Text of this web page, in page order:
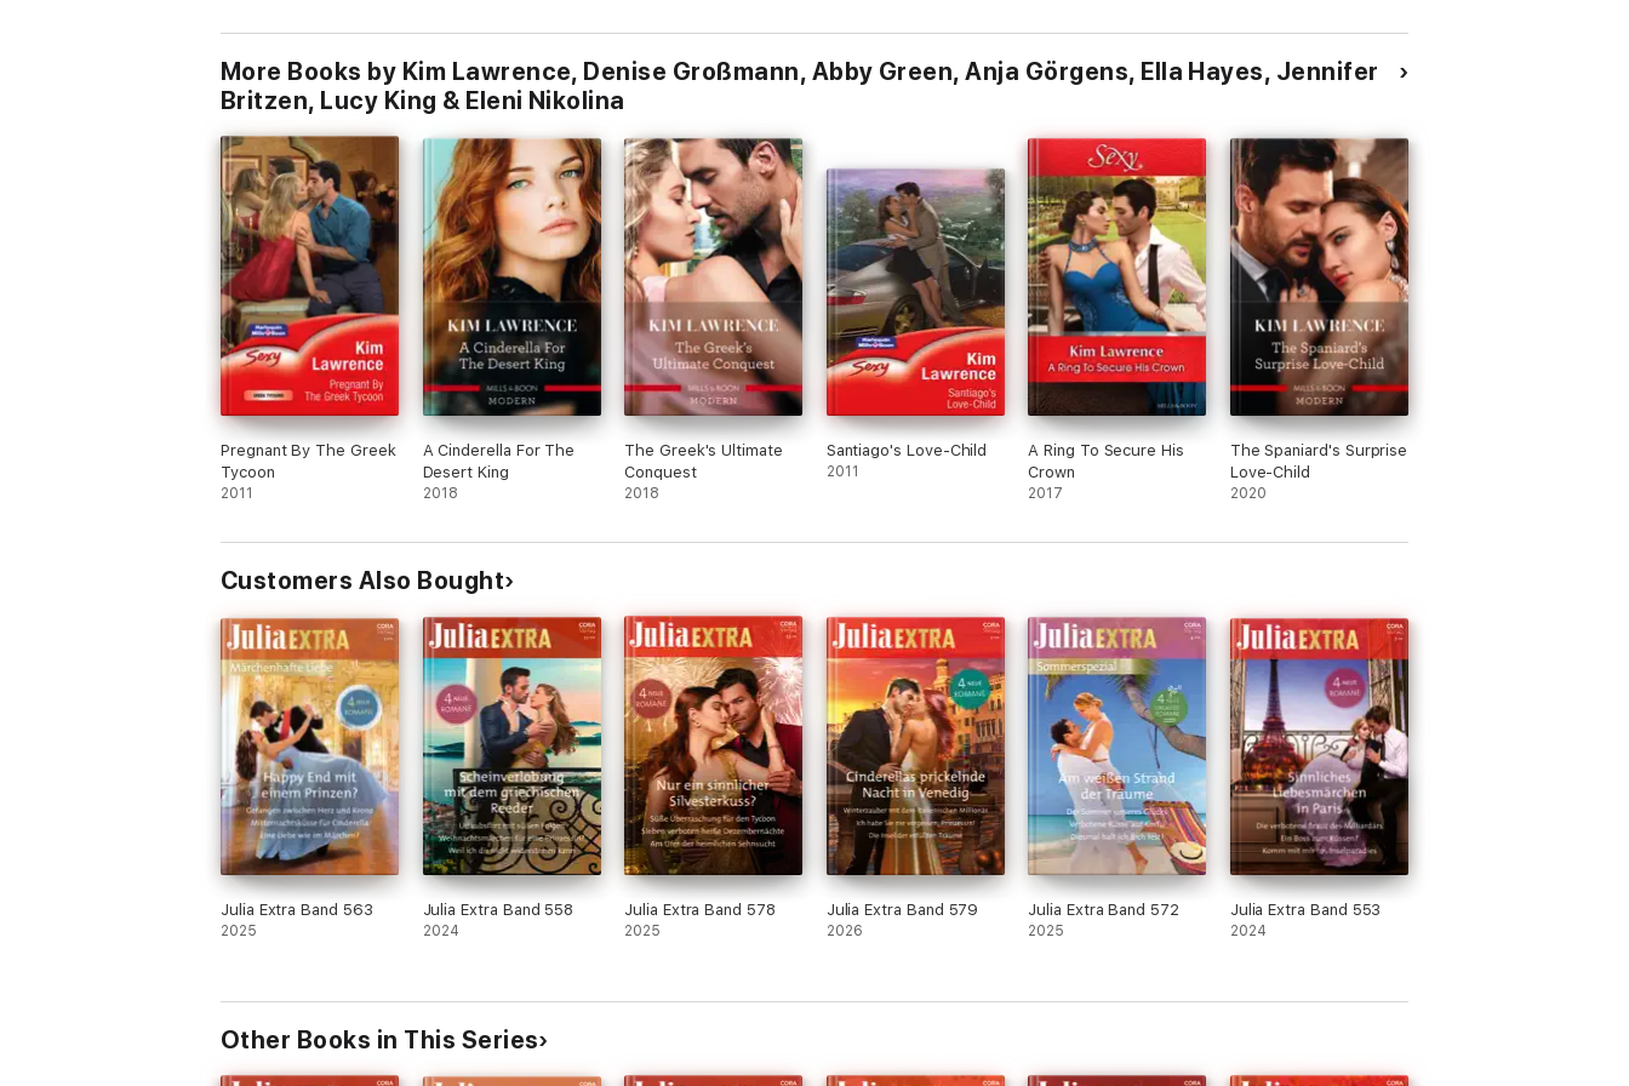
More Books by Kim Lawrence, Denise Großmann, Abby Green, Anja Görgens, Ella Hayes, Jennifer
Britzen, Lucy King & Eleni Nikolina
Pregnant By The Greek
Tycoon
2011
A Cinderella For The
Desert King
2018
The Greek's Ultimate
Conquest
2018
Santiago's Love-Child
2011
A Ring To Secure His
Crown
2017
The Spaniard's Surprise
Love-Child
2020
Customers Also Bought
Julia Extra Band 563
2025
Julia Extra Band 558
2024
Julia Extra Band 578
2025
Julia Extra Band 579
2026
Julia Extra Band 572
2025
Julia Extra Band 553
2024
Other Books in This Series